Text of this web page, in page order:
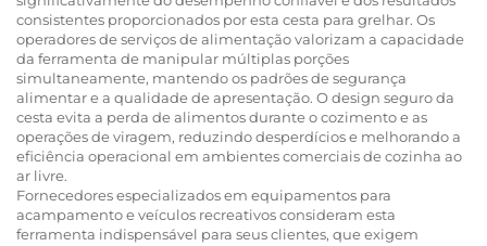
consistentes proporcionados por esta cesta para grelhar. Os
operadores de serviços de alimentação valorizam a capacidade
da ferramenta de manipular múltiplas porções
simultaneamente, mantendo os padrões de segurança
alimentar e a qualidade de apresentação. O design seguro da
cesta evita a perda de alimentos durante o cozimento e as
operações de viragem, reduzindo desperdícios e melhorando a
eficiência operacional em ambientes comerciais de cozinha ao
ar livre.
Fornecedores especializados em equipamentos para
acampamento e veículos recreativos consideram esta
ferramenta indispensável para seus clientes, que exigem